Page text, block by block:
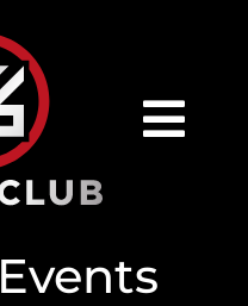
Events